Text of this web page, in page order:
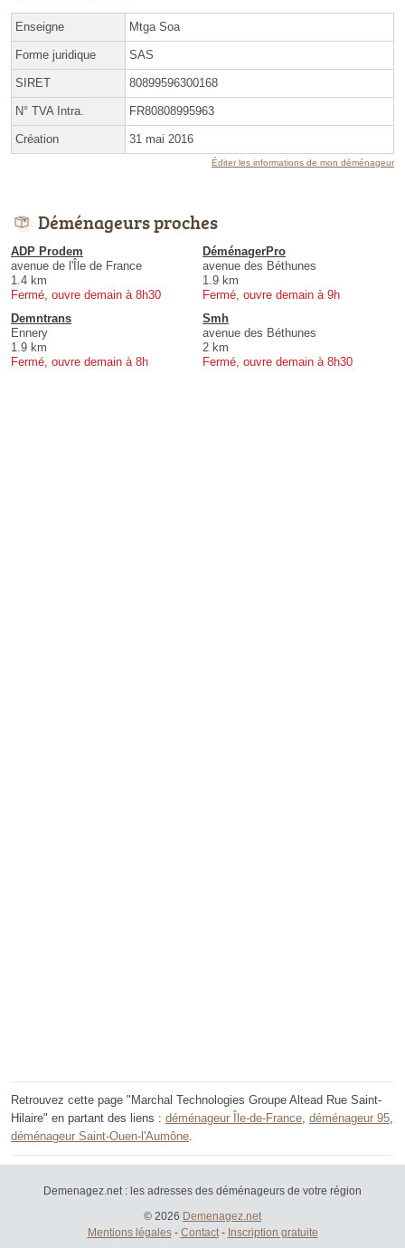
Enseigne Mtga Soa
Forme juridique SAS
SIRET 80899596300168
N° TVA Intra. FR80808995963
Création 31 mai 2016
Éditer les informations de mon déménageur
Déménageurs proches
ADP Prodem
avenue de l'Île de France
1.4 km
Fermé, ouvre demain à 8h30
DéménagerPro
avenue des Béthunes
1.9 km
Fermé, ouvre demain à 9h
Demntrans
Ennery
1.9 km
Fermé, ouvre demain à 8h
Smh
avenue des Béthunes
2 km
Fermé, ouvre demain à 8h30
Retrouvez cette page "Marchal Technologies Groupe Altead Rue Saint-
Hilaire" en partant des liens : déménageur Île-de-France, déménageur 95,
déménageur Saint-Ouen-l'Aumône.
Demenagez.net : les adresses des déménageurs de votre région
© 2026 Demenagez.net
Mentions légales- Contact- Inscription gratuite